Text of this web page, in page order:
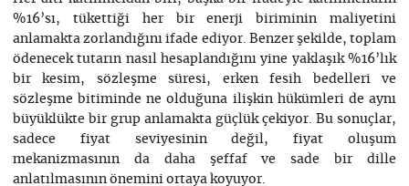
%16’sı, tükettiği her bir enerji biriminin maliyetini
anlamakta zorlandığını ifade ediyor. Benzer şekilde, toplam
ödenecek tutarın nasıl hesaplandığını yine yaklaşık %16’lık
bir kesim, sözleşme süresi, erken fesih bedelleri ve
sözleşme bitiminde ne olduğuna ilişkin hükümleri de aynı
büyüklükte bir grup anlamakta güçlük çekiyor. Bu sonuçlar,
sadece fiyat seviyesinin değil, fiyat oluşum
mekanizmasının da daha şeffaf ve sade bir dille
anlatılmasının önemini ortaya koyuyor.